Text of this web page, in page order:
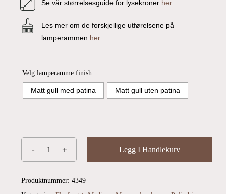
Se vår størrelsesguide for lysekronerher.
Les mer om de forskjellige utførelsene på
lamperammen her.
Velg lamperamme finish
Matt gull med patina Matt gull uten patina
Legg I Handlekurv
Produktnummer: 4349